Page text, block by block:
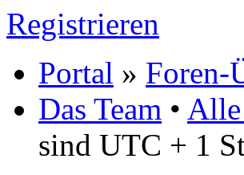
Registrieren
Portal » Foren-
Das Team • Alle
sind UTC + 1